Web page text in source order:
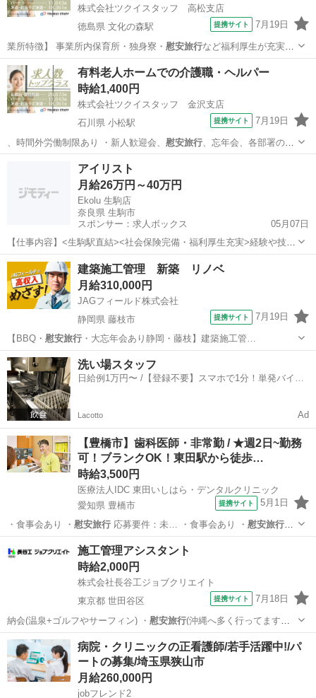
株式会社ツクイスタッフ 高松支店
徳島県 文化の森駅
提携サイト 7月19日
業所特徴】 事業所内保育所・独身寮・ 慰安旅行など福利厚生が充実し
ている働きやすい…
徳島 徳島市 文化の森駅
有料老人ホームでの介護職・ヘルパー
時給1,400円
株式会社ツクイスタッフ 金沢支店
石川県 小松駅
提携サイト 7月19日
、時間外労働制限あり ・新人歓迎会、 慰安旅行、忘年会、各部署の食
事会などたくさん…
小松駅
アイリスト
月給26万円～40万円
Ekolu 生駒店
奈良県 生駒市
スポンサー：求人ボックス
05月07日
【仕事内容】<生駒駅直結><社会保険完備・福利厚生充実>経験や技術
に応じてキャリアアップできる環境も魅力的!女性が長く安定して働け
る環境Ekolu 生駒店(エコルイコマテン)からアイリスト(アイデザイナ
ー・まつ毛エクステ)の求人...
正社員 / アルバイト・パート
建築施工管理 新築 リノベ
月給310,000円
JAGフィールド株式会社
静岡県 藤枝市
提携サイト 7月19日
【BBQ・ 慰安旅行・大忘年会あり静岡・藤枝】建築施工管…
静岡 藤枝市 その他
洗い場スタッフ
日給例1万円〜 /【登録不要】スマホで1分！単発バイト
Lacotto Ad
【豊橋市】歯科医師・非常勤 / ★週2日~勤務
可！ブランクOK！東田駅から徒歩…
時給3,500円
医療法人IDC 東田いしはら・デンタルクリニック
愛知県 豊橋市
提携サイト 5月1日
・食事会あり ・ 慰安旅行 応募要件：未… ・食事会あり ・ 慰安旅行
〈資格〉歯科…
豊橋市 その他
施工管理アシスタント
時給2,000円
株式会社長谷工ジョブクリエイト
東京都 世田谷区
提携サイト 7月18日
納会(温泉+ゴルフやサーフィン) ・ 慰安旅行(沖縄へ多く行ってます。
過去はハワイ…
東京 世田谷区 大工
病院・クリニックの正看護師/若手活躍中!/パ
ートの募集/埼玉県狭山市
月給260,000円
jobフレンド2